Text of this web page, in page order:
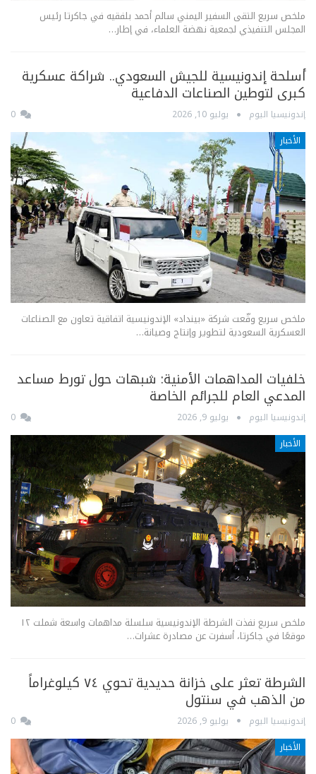
ملخص سريع التقى السفير اليمني سالم أحمد بلفقيه في جاكرتا رئيس
المجلس التنفيذي لجمعية نهضة العلماء، في إطار…
أسلحة إندونيسية للجيش السعودي.. شراكة عسكرية
كبرى لتوطين الصناعات الدفاعية
إندونيسيا اليوم يوليو 10, 2026
الأخبار
ملخص سريع وقّعت شركة «بينداد» الإندونيسية اتفاقية تعاون مع الصناعات
العسكرية السعودية لتطوير وإنتاج وصيانة…
خلفيات المداهمات الأمنية: شبهات حول تورط مساعد
المدعي العام للجرائم الخاصة
إندونيسيا اليوم يوليو 9, 2026
الأخبار
ملخص سريع نفذت الشرطة الإندونيسية سلسلة مداهمات واسعة شملت ١٢
موقعًا في جاكرتا، أسفرت عن مصادرة عشرات…
الشرطة تعثر على خزانة حديدية تحوي ٧٤ كيلوغراماً
من الذهب في سنتول
إندونيسيا اليوم يوليو 9, 2026
الأخبار